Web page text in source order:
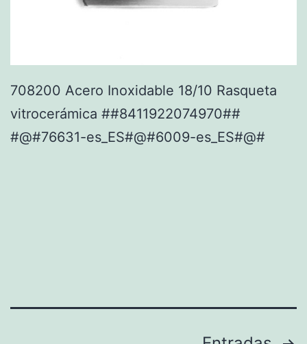
708200 Acero Inoxidable 18/10 Rasqueta
vitrocerámica ##8411922074970##
#@#76631-es_ES#@#6009-es_ES#@#